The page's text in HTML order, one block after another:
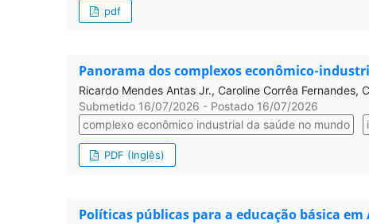
pdf
Panorama dos complexos econômico-
Ricardo Mendes Antas Jr., Caroline Corrêa Fernandes,
Submetido 16/07/2026 - Postado 16/07/2026
complexo econômico industrial da saúde no mundo
PDF (Inglês)
Políticas públicas para a educação básica